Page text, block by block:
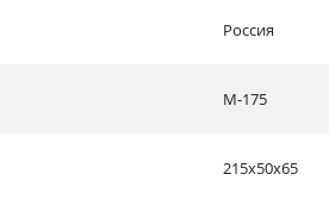
Россия
М-175
215х50х65